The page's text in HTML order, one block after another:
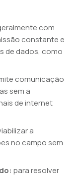
com
constante e
de dados, como
comunicação
sem a
de internet
a
no campo sem
para resolver